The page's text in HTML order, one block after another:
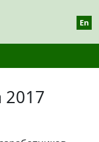
En
2017